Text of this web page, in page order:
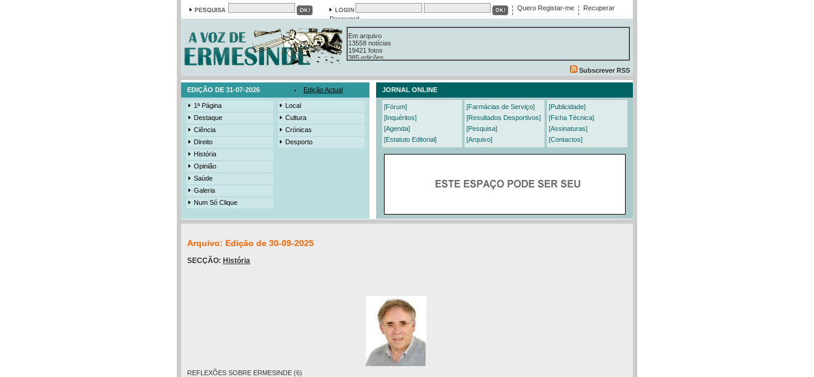
Quero Registar-me
Recuperar
Password
Em arquivo
13558 notícias
19421 fotos
385 edições
3206 mensagens
Subscrever RSS
EDIÇÃO DE 31-07-2026 Edição Actual JORNAL ONLINE
1ª Página
Destaque
Ciência
Direito
História
Opinião
Saúde
Galeria
Num Só Clique
Local
Cultura
Crónicas
Desporto
[Fórum]
[Inquéritos]
[Agenda]
[Estatuto Editorial]
[Farmácias de Serviço]
[Resultados Desportivos]
[Pesquisa]
[Arquivo]
[Publicidade]
[Ficha Técnica]
[Assinaturas]
[Contactos]
Arquivo: Edição de 30-09-2025
SECÇÃO: História
REFLEXÕES SOBRE ERMESINDE (6)